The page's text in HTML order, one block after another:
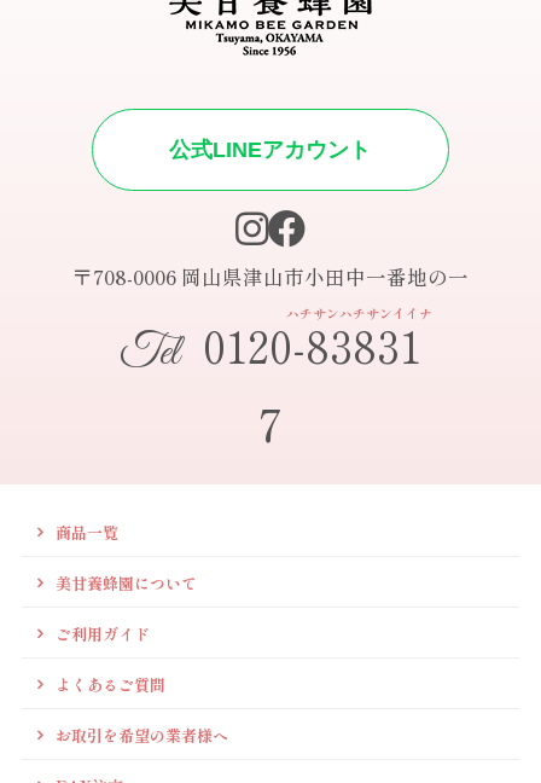
公式LINEアカウント
〒708-0006 岡山県津山市小田中一番地の一
ハチサンハチサンイイナ
Tel 0120-83831
7
商品一覧
美甘養蜂園について
ご利用ガイド
よくあるご質問
お取引を希望の業者様へ